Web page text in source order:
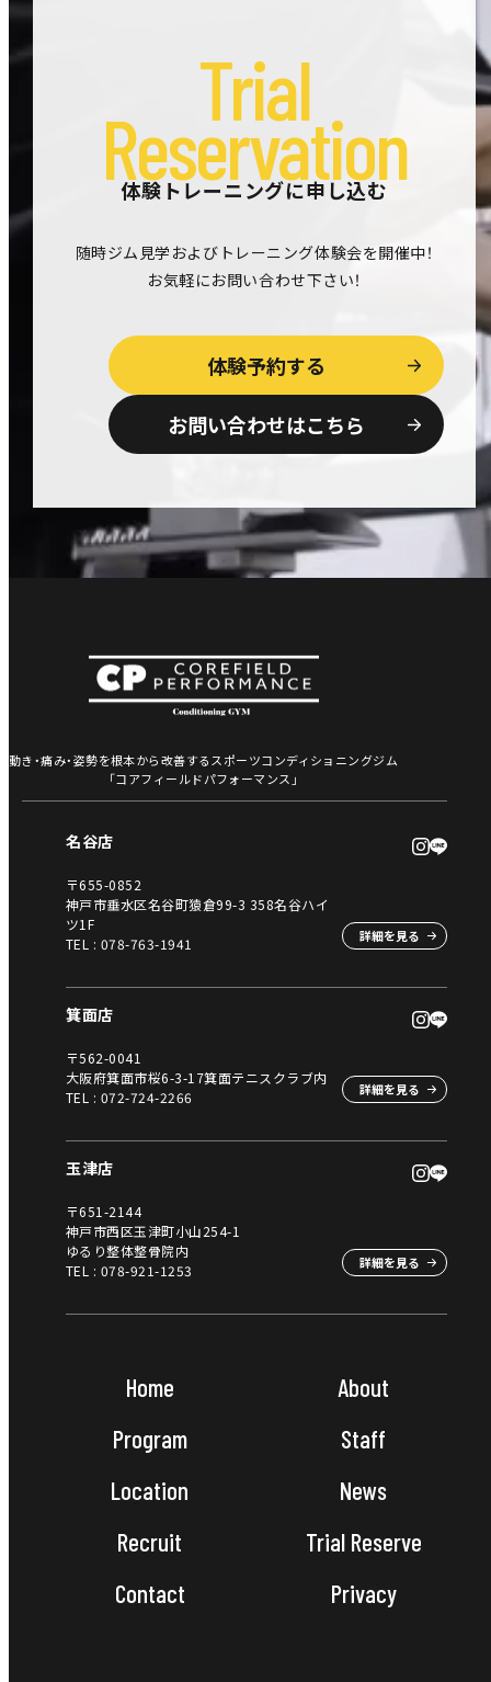
Trial
Reservation
体験トレーニングに申し込む
随時ジム見学およびトレーニング体験会を開催中！
お気軽にお問い合わせ下さい！
体験予約する
お問い合わせはこちら
動き・痛み・姿勢を根本から改善するスポーツコンディショニングジム
「コアフィールドパフォーマンス」
名谷店
〒655-0852
神戸市垂水区名谷町猿倉99-3 358名谷ハイ
ツ1F
TEL : 078-763-1941 詳細を見る
箕面店
〒562-0041
大阪府箕面市桜6-3-17箕面テニスクラブ内
TEL : 072-724-2266 詳細を見る
玉津店
〒651-2144
神戸市西区玉津町小山254-1
ゆるり整体整骨院内
TEL : 078-921-1253 詳細を見る
Home
About
Program
Staff
Location
News
Recruit
Trial Reserve
Contact
Privacy